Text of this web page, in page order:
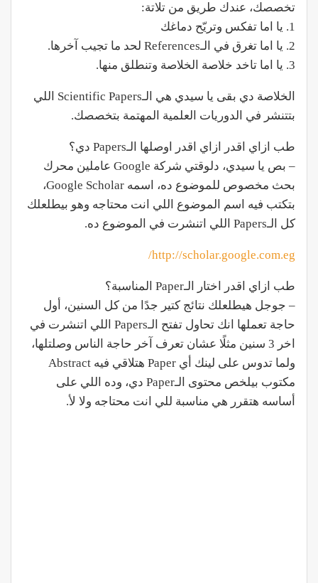
تخصصك، عندك طريق من تلاتة:
1. يا اما تفكس وتريّح دماغك
2. يا اما تغرق في الـReferences لحد ما تجيب آخرها.
3. يا اما تاخد خلاصة الخلاصة وتنطلق منها.
الخلاصة دي بقى يا سيدي هي الـScientific Papers اللي
بتتنشر في الدوريات العلمية المهتمة بتخصصك.
طب ازاي اقدر ازاي اقدر اوصلها الـPapers دي؟
– بص يا سيدي، دلوقتي شركة Google عاملين محرك
بحث مخصوص للموضوع ده، اسمه Google Scholar،
بتكتب فيه اسم الموضوع اللي انت محتاجه وهو بيطلعلك
كل الـPapers اللي اتنشرت في الموضوع ده.
http://scholar.google.com.eg/
طب ازاي اقدر اختار الـPaper المناسبة؟
– جوجل هيطلعلك نتائج كتير جدًا من كل السنين، أول
حاجة تعملها انك تحاول تفتح الـPapers اللي اتنشرت في
اخر 3 سنين مثلًا عشان تعرف آخر حاجة الناس وصلتلها،
ولما تدوس على لينك أي Paper هتلاقي فيه Abstract
مكتوب بيلخص محتوى الـPaper دي، وده اللي على
أساسه هتقرر هي مناسبة للي انت محتاجه ولا لأ.